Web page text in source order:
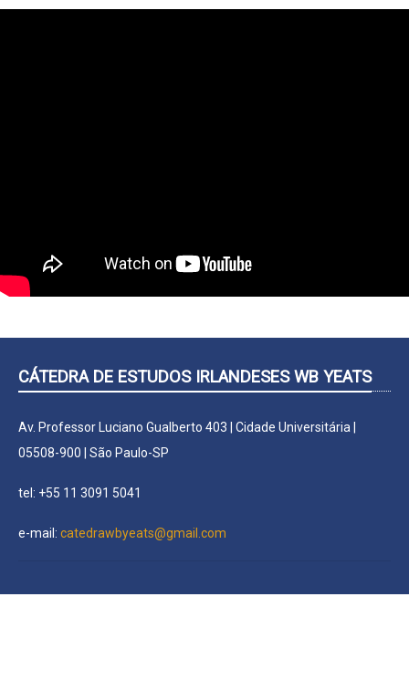
CÁTEDRA DE ESTUDOS IRLANDESES WB YEATS
Av. Professor Luciano Gualberto 403 | Cidade Universitária |
05508-900 | São Paulo-SP
tel: +55 11 3091 5041
e-mail: catedrawbyeats@gmail.com